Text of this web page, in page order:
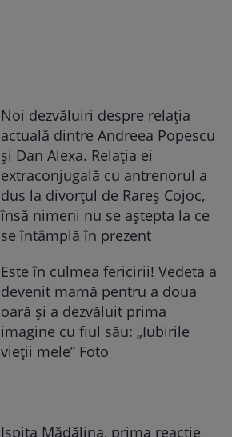
Noi dezvăluiri despre relația
actuală dintre Andreea Popescu
și Dan Alexa. Relația ei
extraconjugală cu antrenorul a
dus la divorțul de Rareș Cojoc,
însă nimeni nu se aștepta la ce
se întâmplă în prezent
Este în culmea fericirii! Vedeta a
devenit mamă pentru a doua
oară și a dezvăluit prima
imagine cu fiul său: „Iubirile
vieții mele” Foto
Ispita Mădălina, prima reacție